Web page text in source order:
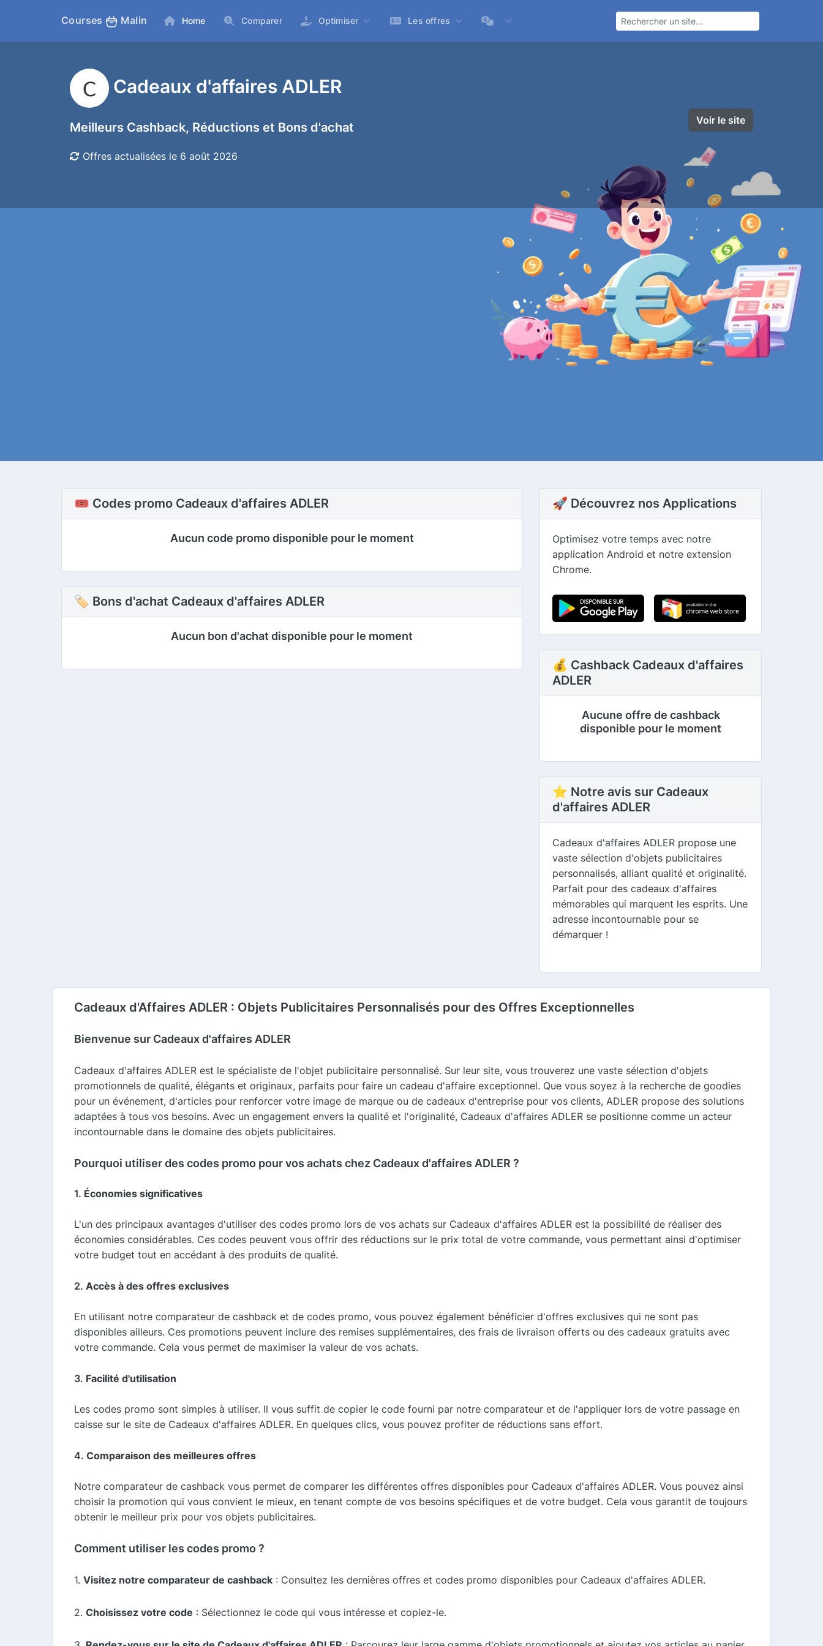
Courses Malin Home Comparer Optimiser Les offres
Cadeaux d'affaires ADLER
Meilleurs Cashback, Réductions et Bons d'achat
Offres actualisées le 6 août 2026
Voir le site
🎟️ Codes promo Cadeaux d'affaires ADLER
Aucun code promo disponible pour le moment
🏷 Bons d'achat Cadeaux d'affaires ADLER
Aucun bon d'achat disponible pour le moment
🚀 Découvrez nos Applications
Optimisez votre temps avec notre
application Android et notre extension
Chrome.
💰 Cashback Cadeaux d'affaires
ADLER
Aucune offre de cashback
disponible pour le moment
⭐ Notre avis sur Cadeaux
d'affaires ADLER
Cadeaux d'affaires ADLER propose une
vaste sélection d'objets publicitaires
personnalisés, alliant qualité et originalité.
Parfait pour des cadeaux d'affaires
mémorables qui marquent les esprits. Une
adresse incontournable pour se
démarquer !
Cadeaux d'Affaires ADLER : Objets Publicitaires Personnalisés pour des Offres Exceptionnelles
Bienvenue sur Cadeaux d'affaires ADLER
Cadeaux d'affaires ADLER est le spécialiste de l'objet publicitaire personnalisé. Sur leur site, vous trouverez une vaste sélection d'objets
promotionnels de qualité, élégants et originaux, parfaits pour faire un cadeau d'affaire exceptionnel. Que vous soyez à la recherche de goodies
pour un événement, d'articles pour renforcer votre image de marque ou de cadeaux d'entreprise pour vos clients, ADLER propose des solutions
adaptées à tous vos besoins. Avec un engagement envers la qualité et l'originalité, Cadeaux d'affaires ADLER se positionne comme un acteur
incontournable dans le domaine des objets publicitaires.
Pourquoi utiliser des codes promo pour vos achats chez Cadeaux d'affaires ADLER ?
1. Économies significatives
L'un des principaux avantages d'utiliser des codes promo lors de vos achats sur Cadeaux d'affaires ADLER est la possibilité de réaliser des
économies considérables. Ces codes peuvent vous offrir des réductions sur le prix total de votre commande, vous permettant ainsi d'optimiser
votre budget tout en accédant à des produits de qualité.
2. Accès à des offres exclusives
En utilisant notre comparateur de cashback et de codes promo, vous pouvez également bénéficier d'offres exclusives qui ne sont pas
disponibles ailleurs. Ces promotions peuvent inclure des remises supplémentaires, des frais de livraison offerts ou des cadeaux gratuits avec
votre commande. Cela vous permet de maximiser la valeur de vos achats.
3. Facilité d'utilisation
Les codes promo sont simples à utiliser. Il vous suffit de copier le code fourni par notre comparateur et de l'appliquer lors de votre passage en
caisse sur le site de Cadeaux d'affaires ADLER. En quelques clics, vous pouvez profiter de réductions sans effort.
4. Comparaison des meilleures offres
Notre comparateur de cashback vous permet de comparer les différentes offres disponibles pour Cadeaux d'affaires ADLER. Vous pouvez ainsi
choisir la promotion qui vous convient le mieux, en tenant compte de vos besoins spécifiques et de votre budget. Cela vous garantit de toujours
obtenir le meilleur prix pour vos objets publicitaires.
Comment utiliser les codes promo ?
1. Visitez notre comparateur de cashback : Consultez les dernières offres et codes promo disponibles pour Cadeaux d'affaires ADLER.
2. Choisissez votre code : Sélectionnez le code qui vous intéresse et copiez-le.